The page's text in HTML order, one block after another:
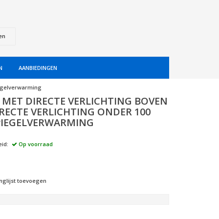
AANBIEDINGEN
MET DIRECTE VERLICHTING BOVEN
VERLICHTING ONDER 100
Op voorraad
toevoegen